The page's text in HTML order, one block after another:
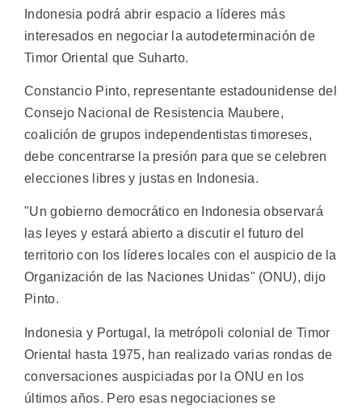
Indonesia podrá abrir espacio a líderes más
interesados en negociar la autodeterminación de
Timor Oriental que Suharto.
Constancio Pinto, representante estadounidense del
Consejo Nacional de Resistencia Maubere,
coalición de grupos independentistas timoreses,
debe concentrarse la presión para que se celebren
elecciones libres y justas en Indonesia.
"Un gobierno democrático en Indonesia observará
las leyes y estará abierto a discutir el futuro del
territorio con los líderes locales con el auspicio de la
Organización de las Naciones Unidas" (ONU), dijo
Pinto.
Indonesia y Portugal, la metrópoli colonial de Timor
Oriental hasta 1975, han realizado varias rondas de
conversaciones auspiciadas por la ONU en los
últimos años. Pero esas negociaciones se